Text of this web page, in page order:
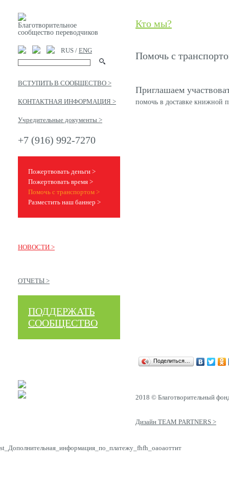
Благотворительное
сообщество переводчиков
RUS / ENG
ВСТУПИТЬ В СООБЩЕСТВО >
КОНТАКТНАЯ ИНФОРМАЦИЯ >
Учредительные документы >
+7 (916) 992-7270
Пожертвовать деньги >
Пожертвовать время >
Помочь с транспортом >
Разместить наш баннер >
НОВОСТИ >
ОТЧЕТЫ >
ПОДДЕРЖАТЬ
СООБЩЕСТВО
Кто мы?
Помочь с
Приглашаем
помочь в доставке книжной
Поделиться…
2018 © Благотворительный
Дизайн TEAM PARTNERS >
st_Дополнительная_информация_по_платежу_fhfh_оаоаоттит